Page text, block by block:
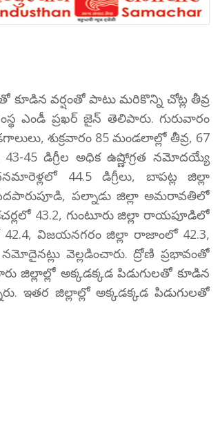
కూడిన వర్షంతో పాటు మరికొన్ని చోట్ల తీవ్ర
ఎండీ ప్రఖర్ జైన్ తెలిపారు. గురువారం
శుక్రవారం 85 మండలాల్లో తీవ్ర, 67
45 డిగ్రీల అధిక ఉష్ణోగ్రత నమోదయ్యే
44.5 డిగ్రీలు, బాపట్ల జిల్లా
పెదపారుపూడి, పల్నాడు జిల్లా అమరావతిలో
43.2, గుంటూరు జిల్లా రాయపూడిలో
42.4, విజయనగరం జిల్లా రాజాంలో 42.3,
నమోదైనట్లు వెల్లడించారు. ద్రోణి ప్రభావంతో
జిల్లాల్లో అక్కడక్కడ పిడుగులతో కూడిన
ఇతర జిల్లాల్లో అక్కడక్కడ పిడుగులతో